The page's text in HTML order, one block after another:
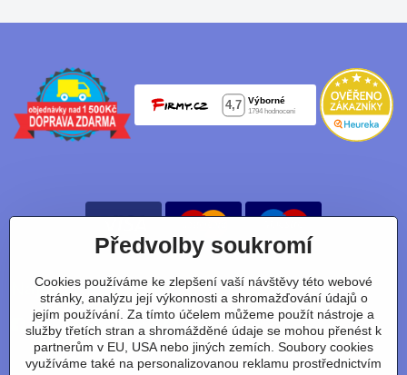
Nájdete nás taky na:
Facebook Instagram Youtube Tiktok
Předvolby soukromí
Cookies používáme ke zlepšení vaší návštěvy této webové
stránky, analýzu její výkonnosti a shromažďování údajů o
jejím používání. Za tímto účelem můžeme použít nástroje a
služby třetích stran a shromážděné údaje se mohou přenést k
partnerům v EU, USA nebo jiných zemích. Soubory cookies
využíváme také na personalizovanou reklamu prostřednictvím